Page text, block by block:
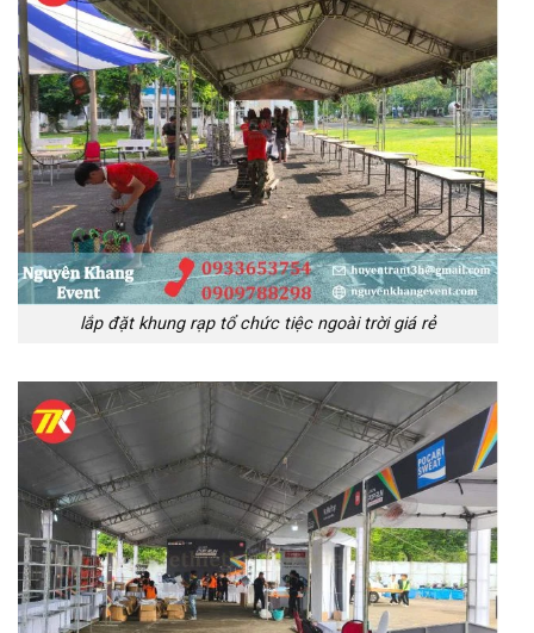
lắp đặt khung rạp tổ chức tiệc ngoài trời giá rẻ